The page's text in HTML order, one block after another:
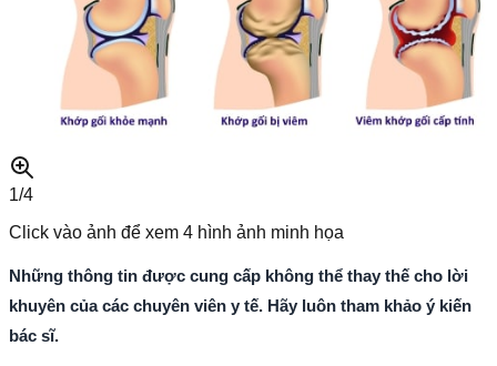
1/4
Click vào ảnh để xem 4 hình ảnh minh họa
Những thông tin được cung cấp không thể thay thế cho lời
khuyên của các chuyên viên y tế. Hãy luôn tham khảo ý kiến
bác sĩ.